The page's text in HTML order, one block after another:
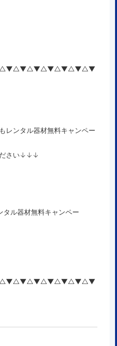
レンタル器材無料キャンペー
ださい↓↓↓
タル器材無料キャンペー